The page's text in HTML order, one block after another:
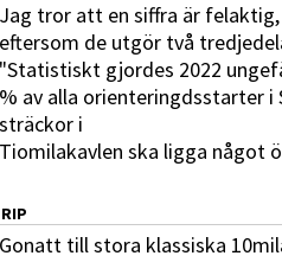
Jag tror att en siffra är
eftersom de utgör två
"Statistiskt gjordes 2022
% av alla orienteringdsstarter i
sträckor i
Tiomilakavlen ska ligga något
RIP
Gonatt till stora klassiska